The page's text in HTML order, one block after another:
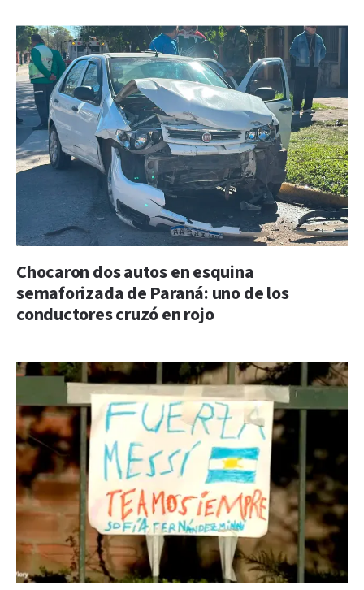
Chocaron dos autos en esquina
semaforizada de Paraná: uno de los
conductores cruzó en rojo